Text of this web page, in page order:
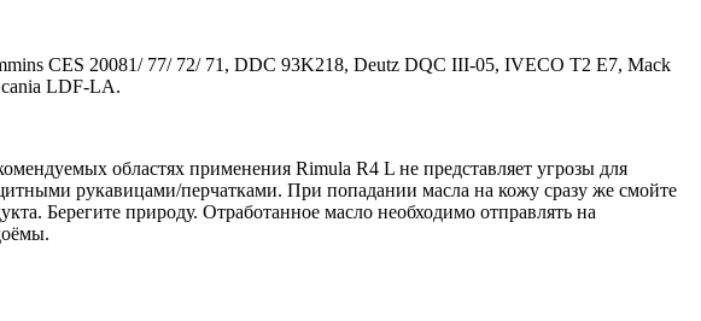
CES 20081/ 77/ 72/ 71, DDC 93K218, Deutz DQC III-05, IVECO T2 E7, Mack
LDF-LA.
областях применения Rimula R4 L не представляет угрозы для
рукавицами/перчатками. При попадании масла на кожу сразу же смойте
Берегите природу. Отработанное масло необходимо отправлять на